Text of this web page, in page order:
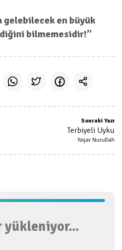
gelebilecek en büyük
bilmemesidir!”
Sonraki Yazı
Terbiyeli Uyku
Yaşar Nurullah
yükleniyor...